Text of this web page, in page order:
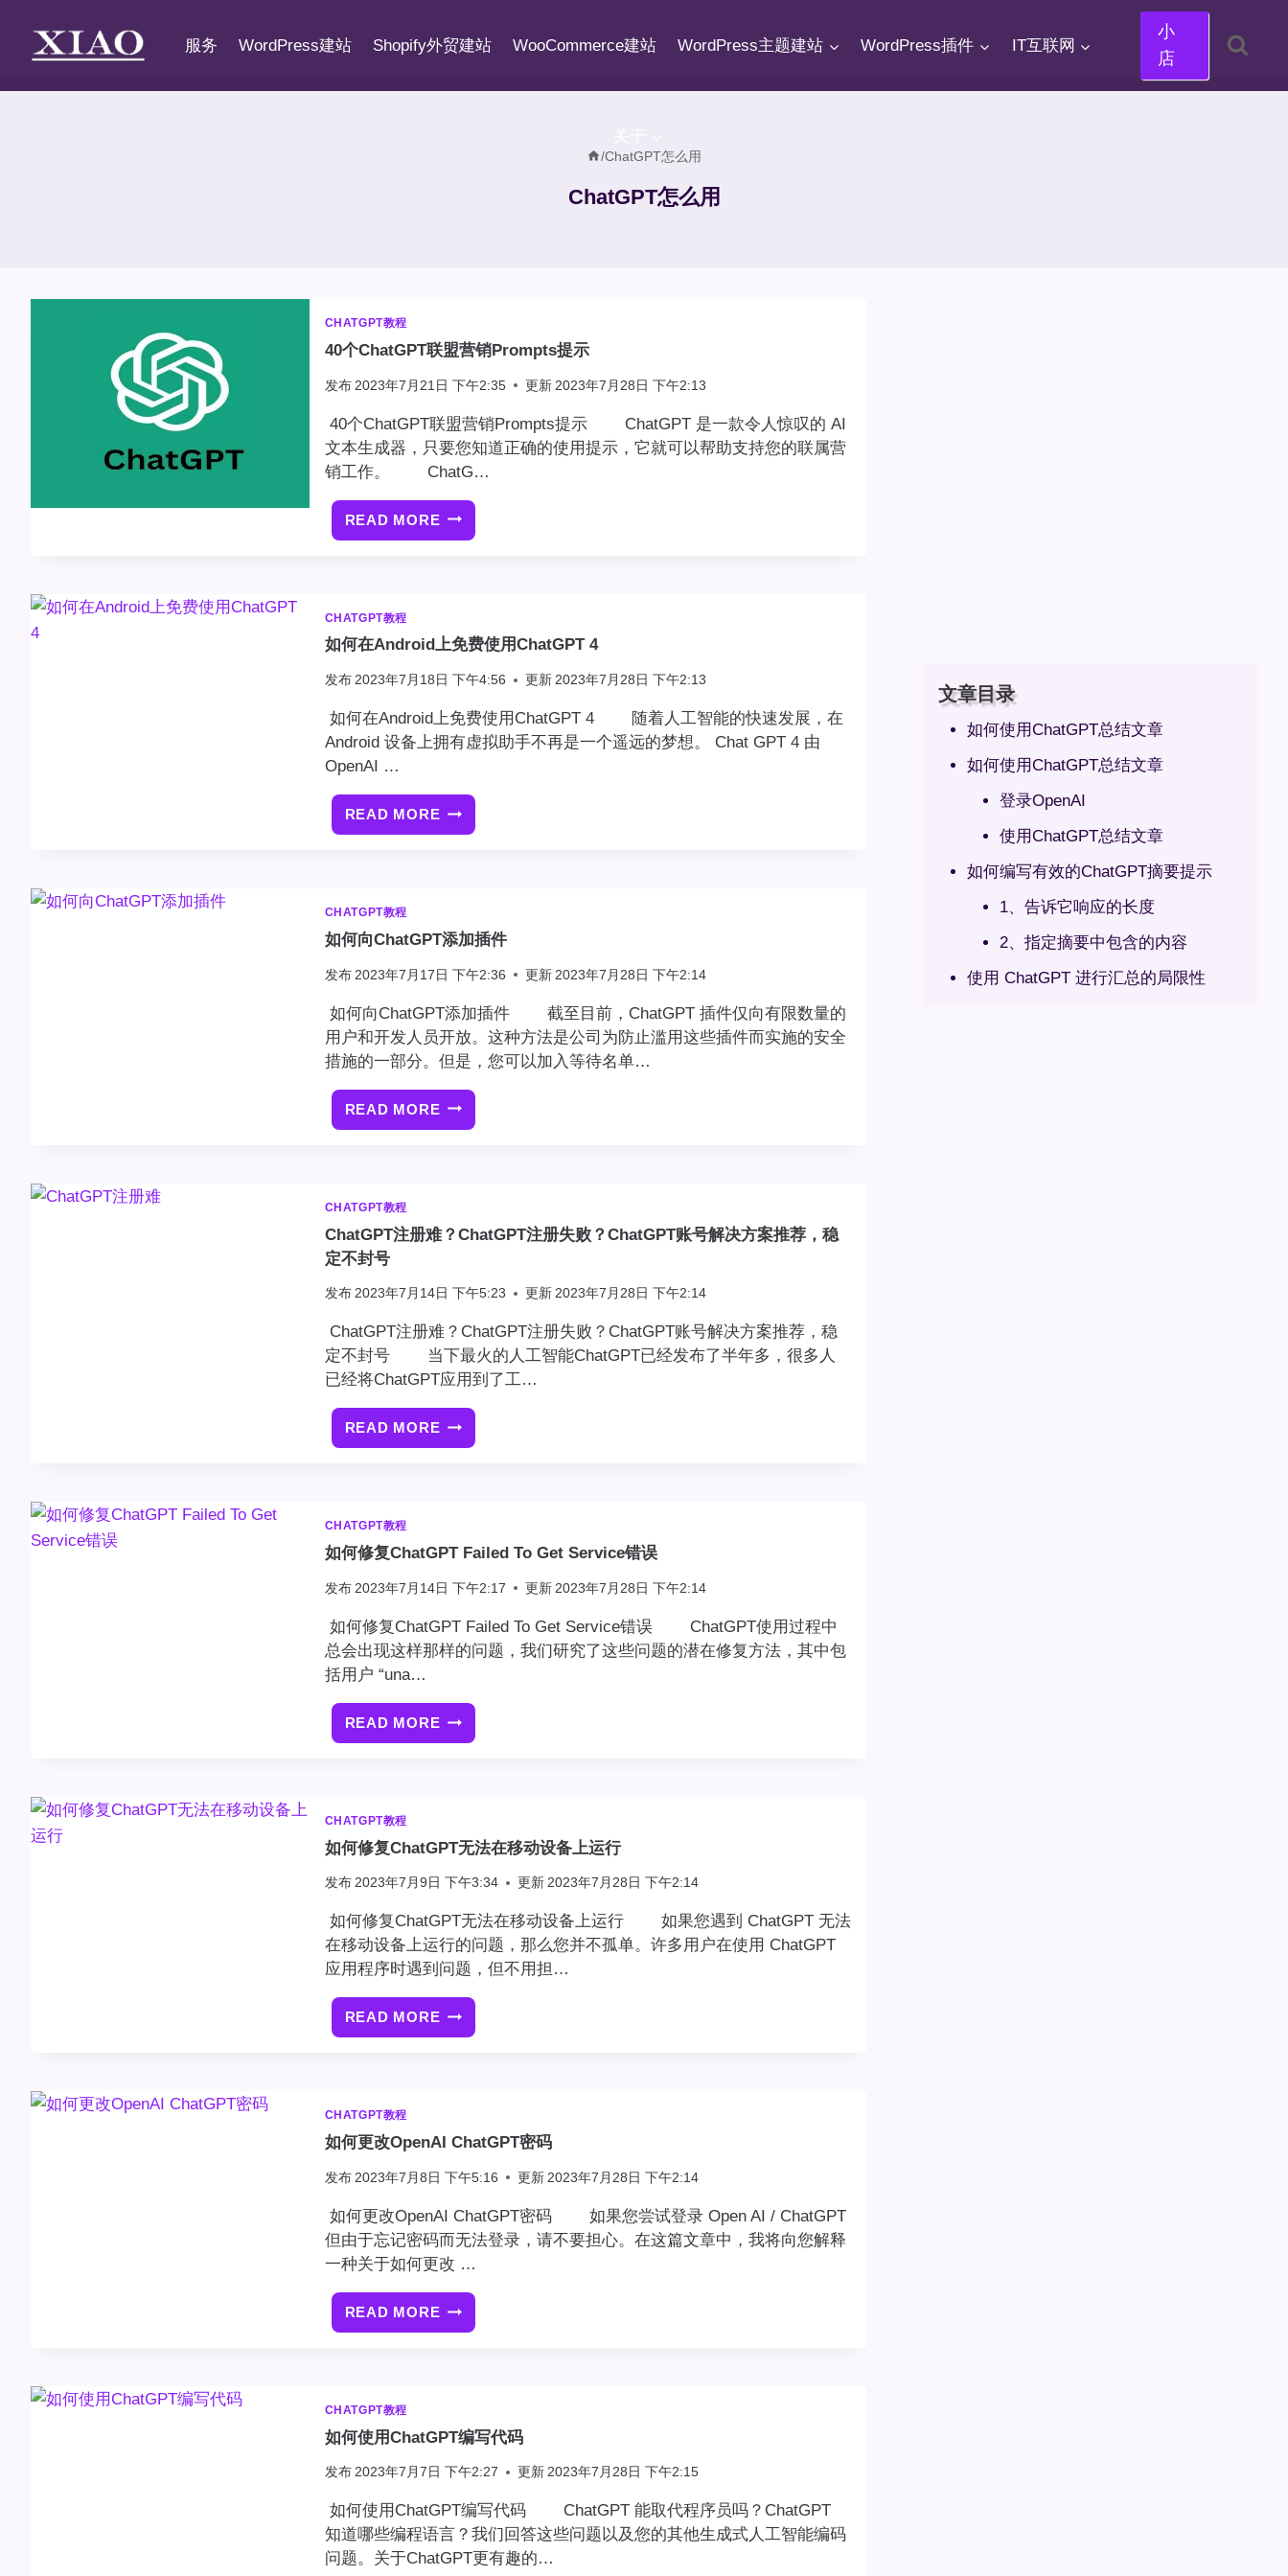
容
服务 WordPress建站 Shopify外贸建站 WooCommerce建站 WordPress主题建站 WordPress插件 IT互联网
小
店
/ChatGPT怎么用
ChatGPT怎么用
CHATGPT教程
40个ChatGPT联盟营销Prompts提示
发布 2023年7月21日 下午2:35 更新 2023年7月28日 下午2:13
40个ChatGPT联盟营销Prompts提示 ChatGPT 是一款令人惊叹的 AI
文本生成器，只要您知道正确的使用提示，它就可以帮助支持您的联属营
销工作。 ChatG…
READ MORE 40
个
销
提
示
CHATGPT教程
如何在Android上免费使用ChatGPT 4
发布 2023年7月18日 下午4:56 更新 2023年7月28日 下午2:13
如何在Android上免费使用ChatGPT 4 随着人工智能的快速发展，在
Android 设备上拥有虚拟助手不再是一个遥远的梦想。 Chat GPT 4 由
OpenAI …
READ MORE 如
何
费
用
CHATGPT
4
CHATGPT教程
如何向ChatGPT添加插件
发布 2023年7月17日 下午2:36 更新 2023年7月28日 下午2:14
如何向ChatGPT添加插件 截至目前，ChatGPT 插件仅向有限数量的
用户和开发人员开放。这种方法是公司为防止滥用这些插件而实施的安全
措施的一部分。但是，您可以加入等待名单…
READ MORE 如
何
插
CHATGPT教程
ChatGPT注册难？ChatGPT注册失败？ChatGPT账号解决方案推荐，稳
定不封号
发布 2023年7月14日 下午5:23 更新 2023年7月28日 下午2:14
ChatGPT注册难？ChatGPT注册失败？ChatGPT账号解决方案推荐，稳
定不封号 当下最火的人工智能ChatGPT已经发布了半年多，很多人
已经将ChatGPT应用到了工…
READ MORE CHATGPT
注
册
败？
CHATGPT
号
决
方
案
不
号
CHATGPT教程
如何修复ChatGPT Failed To Get Service错误
发布 2023年7月14日 下午2:17 更新 2023年7月28日 下午2:14
如何修复ChatGPT Failed To Get Service错误 ChatGPT使用过程中
总会出现这样那样的问题，我们研究了这些问题的潜在修复方法，其中包
括用户 “una…
READ MORE 如
何
TO
SERVICE
错
误
CHATGPT教程
如何修复ChatGPT无法在移动设备上运行
发布 2023年7月9日 下午3:34 更新 2023年7月28日 下午2:14
如何修复ChatGPT无法在移动设备上运行 如果您遇到 ChatGPT 无法
在移动设备上运行的问题，那么您并不孤单。许多用户在使用 ChatGPT
应用程序时遇到问题，但不用担…
READ MORE 如
何
法
移
动
备
上
运
行
CHATGPT教程
如何更改OpenAI ChatGPT密码
发布 2023年7月8日 下午5:16 更新 2023年7月28日 下午2:14
如何更改OpenAI ChatGPT密码 如果您尝试登录 Open AI / ChatGPT
但由于忘记密码而无法登录，请不要担心。在这篇文章中，我将向您解释
一种关于如何更改 …
READ MORE 如
何
密
CHATGPT教程
如何使用ChatGPT编写代码
发布 2023年7月7日 下午2:27 更新 2023年7月28日 下午2:15
如何使用ChatGPT编写代码 ChatGPT 能取代程序员吗？ChatGPT
知道哪些编程语言？我们回答这些问题以及您的其他生成式人工智能编码
问题。关于ChatGPT更有趣的…
文章目录
如何使用ChatGPT总结文章
如何使用ChatGPT总结文章
登录OpenAI
使用ChatGPT总结文章
如何编写有效的ChatGPT摘要提示
1、告诉它响应的长度
2、指定摘要中包含的内容
使用 ChatGPT 进行汇总的局限性